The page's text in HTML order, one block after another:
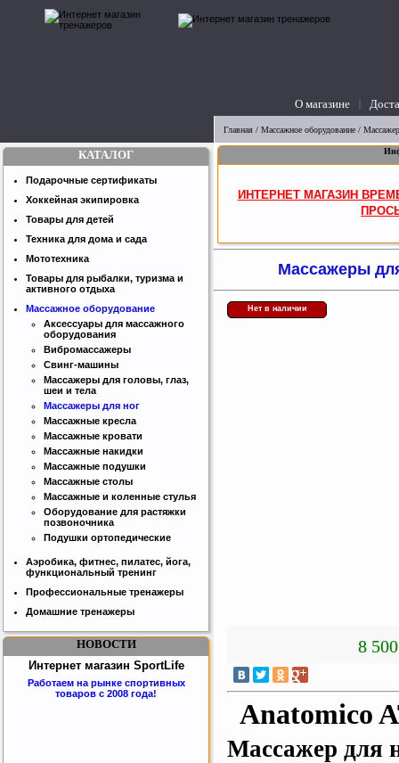
О магазине
вопросы
Главная / Массажное оборудование /
ИНТЕРНЕТ МАГАЗИН
Массажеры
8
Нет в наличии
Anatomico
Массажер для
КАТАЛОГ
Подарочные сертификаты
Хоккейная экипировка
Товары для детей
Техника для дома и сада
Мототехника
Товары для рыбалки, туризма и
активного отдыха
Массажное оборудование
Аксессуары для массажного
оборудования
Вибромассажеры
Свинг-машины
Массажеры для головы, глаз,
шеи и тела
Массажеры для ног
Массажные кресла
Массажные кровати
Массажные накидки
Массажные подушки
Массажные столы
Массажные и коленные стулья
Оборудование для растяжки
позвоночника
Подушки ортопедические
Аэробика, фитнес, пилатес, йога,
функциональный тренинг
Профессиональные тренажеры
Домашние тренажеры
НОВОСТИ
Интернет магазин SportLife
Работаем на рынке спортивных
товаров с 2008 года!